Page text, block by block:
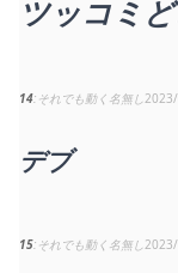
ツッコミ
14 それでも動く名無し
デブ
15 それでも動く名無し